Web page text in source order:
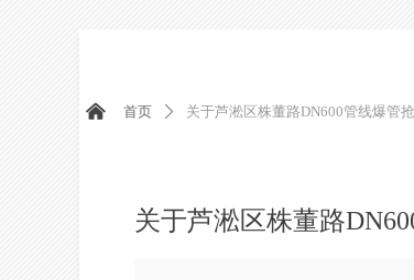
关于芦淞区株董路
首页 ꄲ 关于芦淞区株董路DN600管线爆管
낀